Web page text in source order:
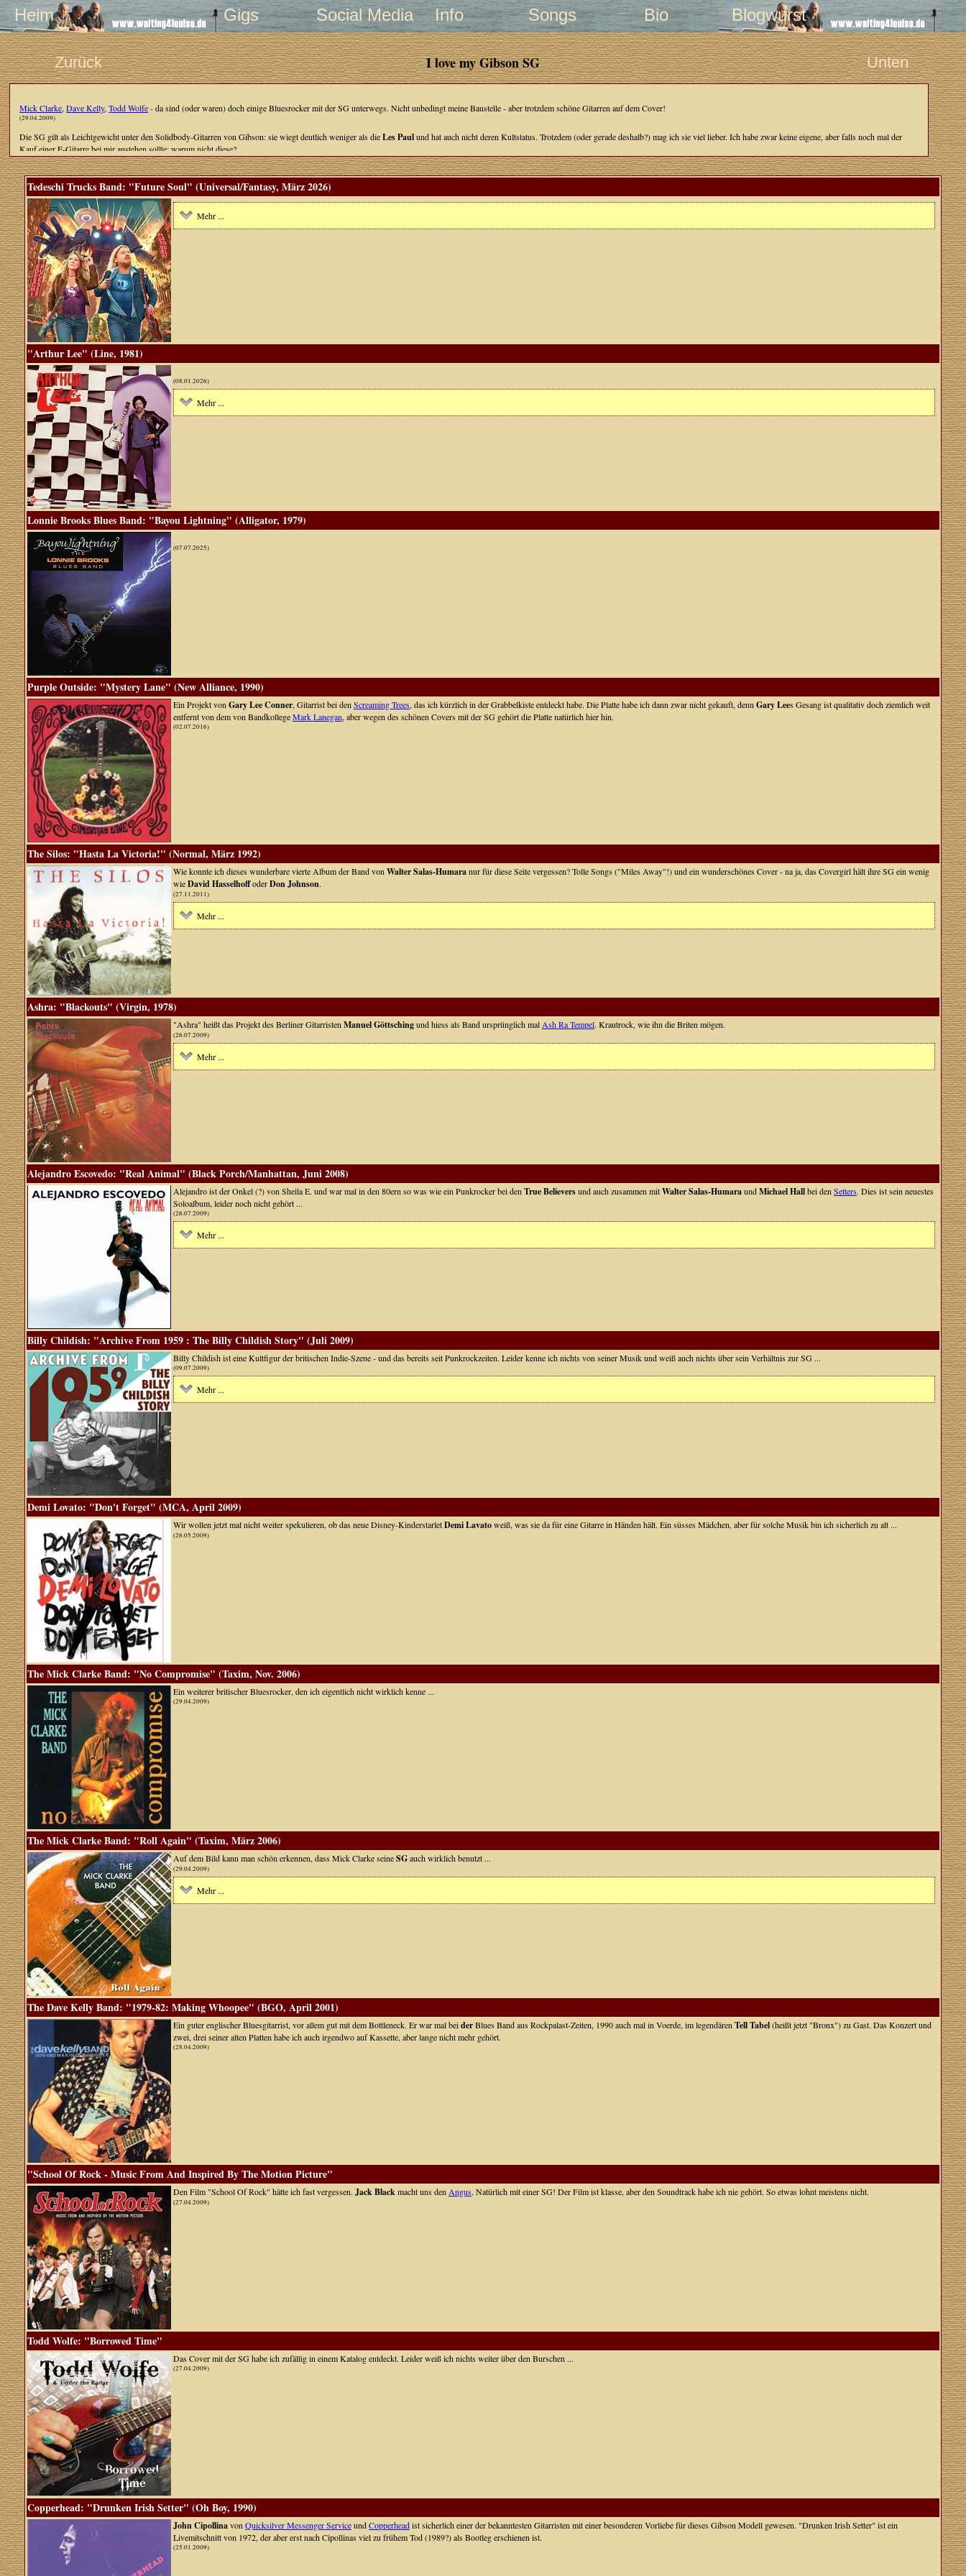
Heim Gigs Social Media Info Songs Bio Blogwurst
Zurück I love my Gibson SG Unten
Mick Clarke,Dave Kelly,Todd Wolfe- da sind (oder waren) doch einige Bluesrocker mit der SG unterwegs. Nicht unbedingt meine Baustelle - aber trotzdem schöne Gitarren auf dem Cover!
(29.04.2009)
Die SG gilt als Leichtgewicht unter den Solidbody-Gitarren von Gibson: sie wiegt deutlich weniger als dieLes Paulund hat auch nicht deren Kultstatus. Trotzdem (oder gerade deshalb?) mag ich sie viel lieber. Ich habe zwar keine eigene, aber falls noch mal der
Kauf einer E-Gitarre bei mir anstehen sollte: warum nicht diese?
Den Anfang auf dieser dritten Themenseite mit Gitarren auf Plattencovern nach derTelecasterund derRickenbackermachenTerry Reid, dessenAlbum "Rogue Waves" zu m#gen bei mir recht lange bedauert hat undMan, bei denen die SG immer sehr beliebt war.
(23.01.2009)
Tedeschi Trucks Band: "Future Soul" (Universal/Fantasy, März 2026)
Mehr ...
"Arthur Lee" (Line, 1981)
(08.01.2026)
Mehr ...
Lonnie Brooks Blues Band: "Bayou Lightning" (Alligator, 1979)
(07.07.2025)
Purple Outside: "Mystery Lane" (New Alliance, 1990)
Ein Projekt von Gary Lee Conner, Gitarrist bei den Screaming Trees, das ich kürzlich in der Grabbelkiste entdeckt habe. Die Platte habe ich dann zwar nicht gekauft, denn Gary Lees Gesang ist qualitativ doch ziemlich weit
entfernt von dem von BandkollegeMark Lanegan, aber wegen des schönen Covers mit der SG gehört die Platte natürlich hier hin.
(02.07.2016)
The Silos: "Hasta La Victoria!" (Normal, März 1992)
Wie konnte ich dieses wunderbare vierte Album der Band von Walter Salas-Humaranur für diese Seite vergessen? Tolle Songs ("Miles Away"!) und ein wunderschönes Cover - na ja, das Covergirl hält ihre SG ein wenig
wieDavid HasselhoffoderDon Johnson.
(27.11.2011)
Mehr ...
Ashra: "Blackouts" (Virgin, 1978)
"Ashra" heißt das Projekt des Berliner Gitarristen Manuel Göttschingund hiess als Band ursprünglich mal Ash Ra Tempel. Krautrock, wie ihn die Briten mögen.
(26.07.2009)
Mehr ...
Alejandro Escovedo: "Real Animal" (Black Porch/Manhattan, Juni 2008)
Alejandro ist der Onkel (?) von Sheila E. und war mal in den 80ern so was wie ein Punkrocker bei den True Believersund auch zusammen mitWalter Salas-HumaraundMichael Hallbei den Setters. Dies ist sein neuestes
Soloalbum, leider noch nicht gehört ...
(26.07.2009)
Mehr ...
Billy Childish: "Archive From 1959 : The Billy Childish Story" (Juli 2009)
Billy Childish ist eine Kultfigur der britischen Indie-Szene - und das bereits seit Punkrockzeiten. Leider kenne ich nichts von seiner Musik und weiß auch nichts über sein Verhältnis zur SG ...
(09.07.2009)
Mehr ...
Demi Lovato: "Don't Forget" (MCA, April 2009)
Wir wollen jetzt mal nicht weiter spekulieren, ob das neue Disney-KinderstarletDemi Lavatoweiß, was sie da für eine Gitarre in Händen hält. Ein süsses Mädchen, aber für solche Musik bin ich sicherlich zu alt ...
(26.05.2009)
The Mick Clarke Band: "No Compromise" (Taxim, Nov. 2006)
Ein weiterer britischer Bluesrocker, den ich eigentlich nicht wirklich kenne ...
(29.04.2009)
The Mick Clarke Band: "Roll Again" (Taxim, März 2006)
Auf dem Bild kann man schön erkennen, dass Mick Clarke seineSGauch wirklich benutzt ...
(29.04.2009)
Mehr ...
The Dave Kelly Band: "1979-82: Making Whoopee" (BGO, April 2001)
Ein guter englischer Bluesgitarrist, vor allem gut mit dem Bottleneck. Er war mal beiderBlues Band aus Rockpalast-Zeiten, 1990 auch mal in Voerde, im legendären Tell Tabel(heißt jetzt "Bronx") zu Gast. Das Konzert und
zwei, drei seiner alten Platten habe ich auch irgendwo auf Kassette, aber lange nicht mehr gehört.
(28.04.2009)
"School Of Rock - Music From And Inspired By The Motion Picture"
Den Film "School Of Rock" hätte ich fast vergessen. Jack Blackmacht uns den Angus. Natürlich mit einer SG! Der Film ist klasse, aber den Soundtrack habe ich nie gehört. So etwas lohnt meistens nicht.
(27.04.2009)
Todd Wolfe: "Borrowed Time"
Das Cover mit der SG habe ich zufällig in einem Katalog entdeckt. Leider weiß ich nichts weiter über den Burschen ...
(27.04.2009)
Copperhead: "Drunken Irish Setter" (Oh Boy, 1990)
John Cipollinavon Quicksilver Messenger ServiceundCopperheadist sicherlich einer der bekanntesten Gitarristen mit einer besonderen Vorliebe für dieses Gibson Modell gewesen. "Drunken Irish Setter" ist ein
Livemitschnitt von 1972, der aber erst nach Cipollinas viel zu frühem Tod (1989?) als Bootleg erschienen ist.
(25.01.2009)